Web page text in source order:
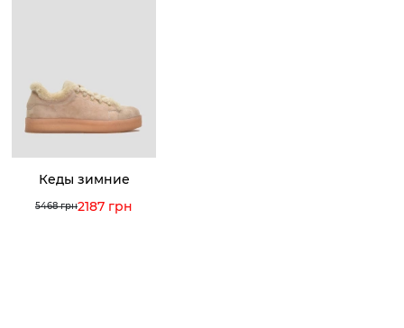
Кеды зимние
5468 грн2187 грн